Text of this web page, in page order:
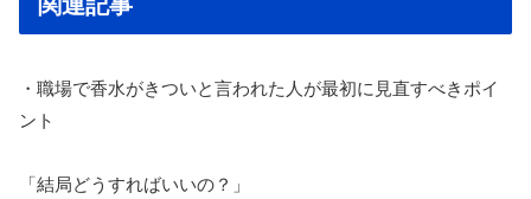
・職場で香水がきついと言われた人が最初に見直すべきポイ
ント
「結局どうすればいいの？」